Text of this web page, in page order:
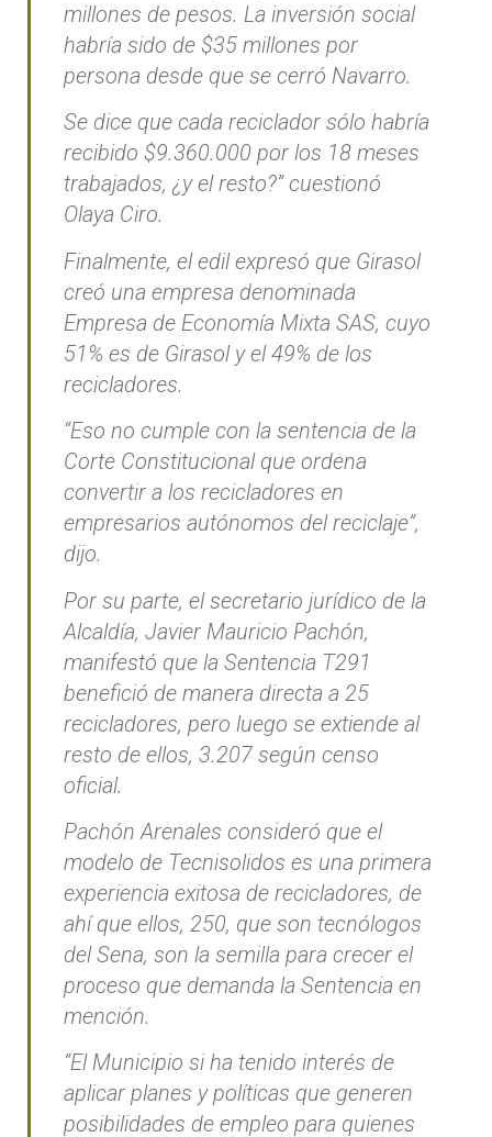
millones de pesos. La inversión social
habría sido de $35 millones por
persona desde que se cerró Navarro.
Se dice que cada reciclador sólo habría
recibido $9.360.000 por los 18 meses
trabajados, ¿y el resto?” cuestionó
Olaya Ciro.
Finalmente, el edil expresó que Girasol
creó una empresa denominada
Empresa de Economía Mixta SAS, cuyo
51% es de Girasol y el 49% de los
recicladores.
“Eso no cumple con la sentencia de la
Corte Constitucional que ordena
convertir a los recicladores en
empresarios autónomos del reciclaje”,
dijo.
Por su parte, el secretario jurídico de la
Alcaldía, Javier Mauricio Pachón,
manifestó que la Sentencia T291
benefició de manera directa a 25
recicladores, pero luego se extiende al
resto de ellos, 3.207 según censo
oficial.
Pachón Arenales consideró que el
modelo de Tecnisolidos es una primera
experiencia exitosa de recicladores, de
ahí que ellos, 250, que son tecnólogos
del Sena, son la semilla para crecer el
proceso que demanda la Sentencia en
mención.
“El Municipio si ha tenido interés de
aplicar planes y políticas que generen
posibilidades de empleo para quienes